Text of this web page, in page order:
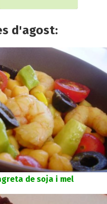
d'agost:
de soja i mel